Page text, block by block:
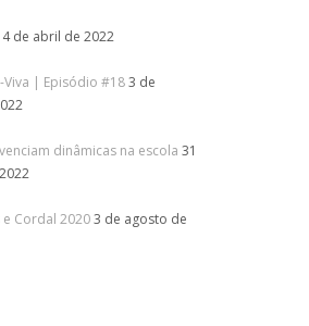
de abril de 2022
Viva | Episódio #18 3 de
dinâmicas na escola 31
e Cordal 2020 3 de agosto de